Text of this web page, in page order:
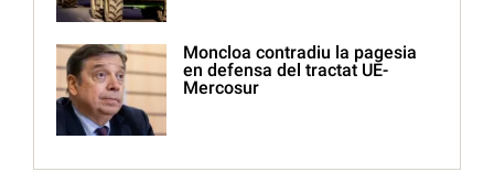
Moncloa contradiu la pagesia
en defensa del tractat UE-
Mercosur